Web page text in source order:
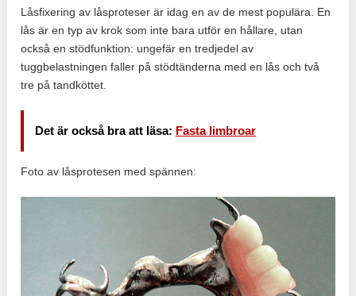
Låsfixering av låsproteser är idag en av de mest populära. En
lås är en typ av krok som inte bara utför en hållare, utan
också en stödfunktion: ungefär en tredjedel av
tuggbelastningen faller på stödtänderna med en lås och två
tre på tandköttet.
Det är också bra att läsa: Fasta limbroar
Foto av låsprotesen med spännen: